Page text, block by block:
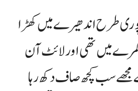
طرح اندھیرے میں کھڑا
کمرے میں تھی اور لائٹ آن
سب کچھ صاف دکھ رہا